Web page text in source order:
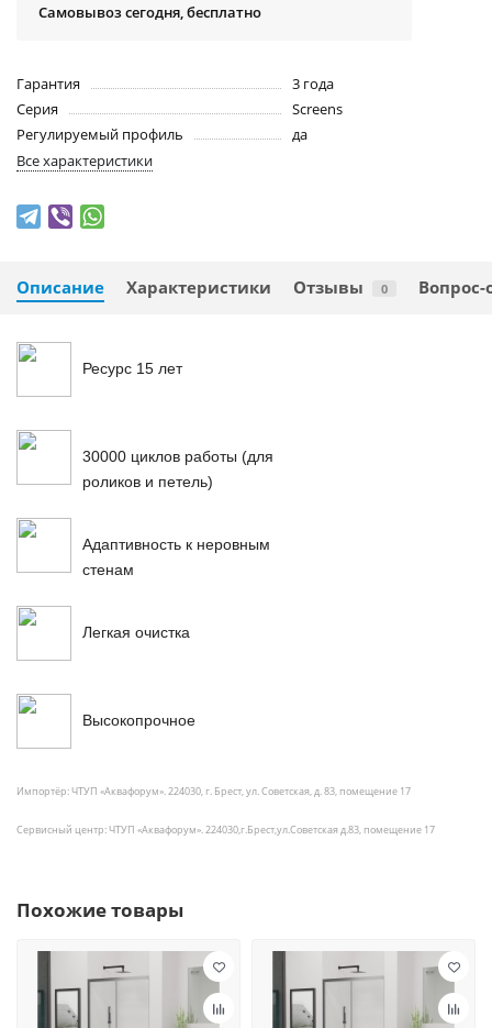
Самовывоз сегодня, бесплатно
Гарантия
3 года
Серия
Screens
Регулируемый профиль
да
Все характеристики
Описание Характеристики Отзывы 0 Вопрос-
Ресурс 15 лет
30000 циклов работы (для
роликов и петель)
Адаптивность к неровным
стенам
Легкая очистка
Высокопрочное
Импортёр: ЧТУП «Аквафорум». 224030, г. Брест, ул. Советская, д. 83, помещение 17
Сервисный центр: ЧТУП «Аквафорум». 224030,г.Брест,ул.Советская д.83, помещение 17
Похожие товары